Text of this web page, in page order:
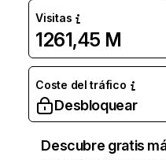
Visitas
1261,45 M
Coste del tráfico
Desbloquear
Descubre gratis